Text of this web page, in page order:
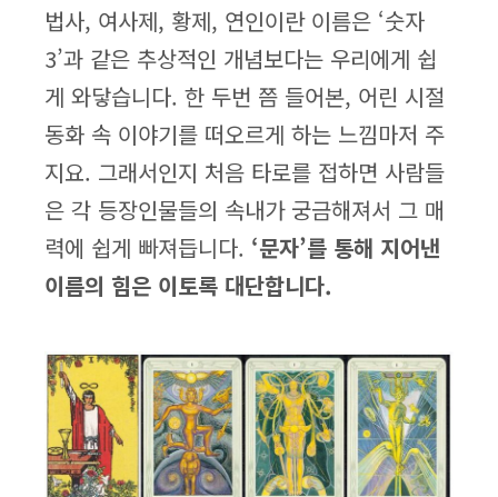
법사, 여사제, 황제, 연인이란 이름은 ‘숫자
3’과 같은 추상적인 개념보다는 우리에게 쉽
게 와닿습니다. 한 두번 쯤 들어본, 어린 시절
동화 속 이야기를 떠오르게 하는 느낌마저 주
지요. 그래서인지 처음 타로를 접하면 사람들
은 각 등장인물들의 속내가 궁금해져서 그 매
력에 쉽게 빠져듭니다. ‘문자’를 통해 지어낸
이름의 힘은 이토록 대단합니다.